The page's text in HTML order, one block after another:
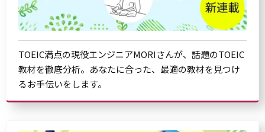
TOEIC満点の現役エンジニアMORIさんが、話題のTOEIC
教材を徹底分析。あなたに合った、最適の教材を見つけ
るお手伝いをします。